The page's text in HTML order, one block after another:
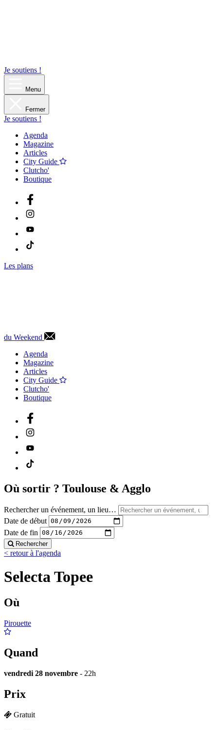
Je soutiens !
Menu
Fermer
Je soutiens !
Agenda
Magazine
Articles
City Guide
Clutcho'
Boutique
Les plans
du Weekend
Agenda
Magazine
Articles
City Guide
Clutcho'
Boutique
Où sortir ? Toulouse & Agglo
Rechercher un événement, un lieu…
Date de début
Date de fin
Rechercher
< retour à l'agenda
Selecta Topee
Où
Pirouette
Quand
vendredi 28 novembre - 22h
Prix
Gratuit